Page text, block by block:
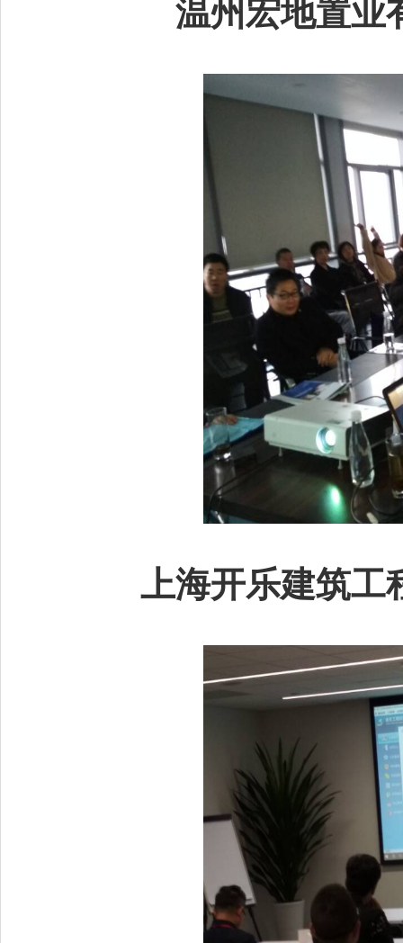
温州宏地置业
上海开乐建筑工